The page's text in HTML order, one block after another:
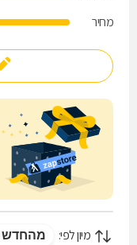
מחיר
מיון לפי: